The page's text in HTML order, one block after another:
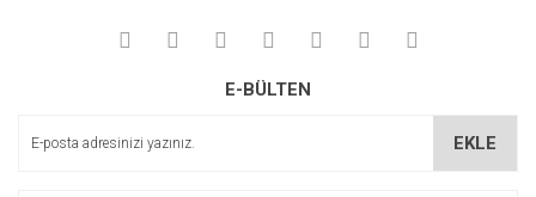
E-BÜLTEN
EKLE